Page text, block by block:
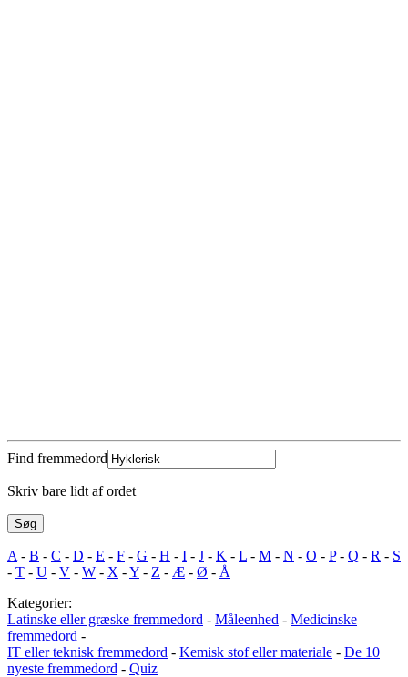
Find fremmedord
Skriv bare lidt af ordet
A - B - C - D - E - F - G - H - I - J - K - L - M - N - O - P- Q - R - S
- T - U - V - W - X -Y - Z - Æ - Ø - Å
Kategorier:
Latinske eller græske fremmedord - Måleenhed - Medicinske
fremmedord -
IT eller teknisk fremmedord - Kemisk stof eller materiale - De 10
nyeste fremmedord - Quiz